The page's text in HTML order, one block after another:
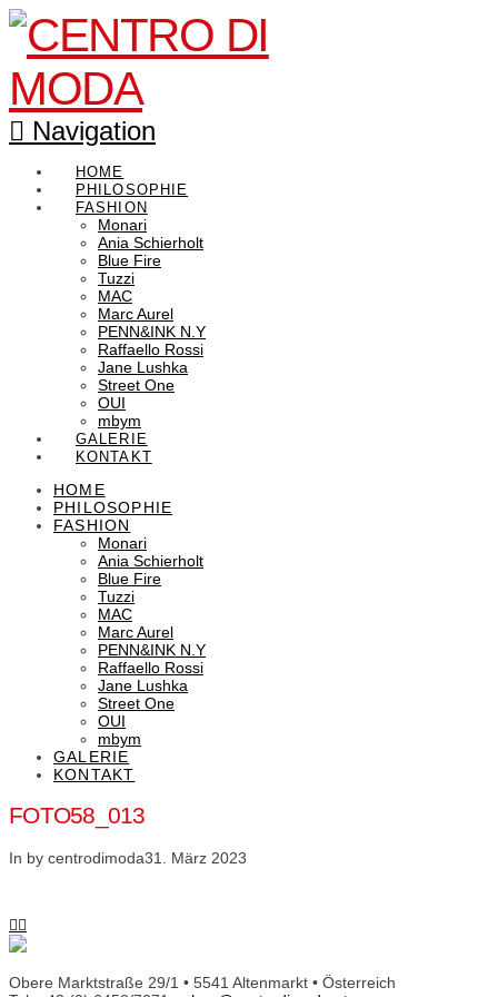
Navigation
HOME
PHILOSOPHIE
FASHION
Monari
Ania Schierholt
Blue Fire
Tuzzi
MAC
Marc Aurel
PENN&INK N.Y
Raffaello Rossi
Jane Lushka
Street One
OUI
mbym
GALERIE
KONTAKT
HOME
PHILOSOPHIE
FASHION
Monari
Ania Schierholt
Blue Fire
Tuzzi
MAC
Marc Aurel
PENN&INK N.Y
Raffaello Rossi
Jane Lushka
Street One
OUI
mbym
GALERIE
KONTAKT
FOTO58_013
In by centrodimoda31. März 2023
Obere Marktstraße 29/1 • 5541 Altenmarkt • Österreich